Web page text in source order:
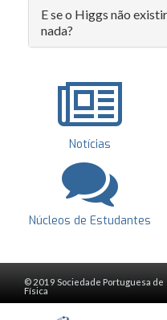
E se o Higgs não
nada?
Notícias
Núcleos de Estudantes
© 2019 Sociedade Portuguesa de
Física